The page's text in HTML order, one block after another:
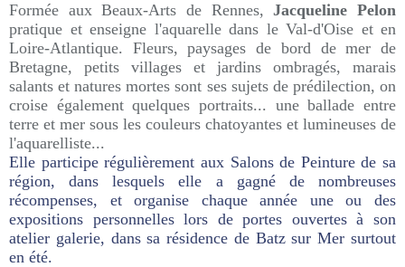
Formée aux Beaux-Arts de Rennes,Jacqueline Pelon
pratique et enseigne l'aquarelle dans le Val-d'Oise et en
Loire-Atlantique. Fleurs, paysages de bord de mer de
Bretagne, petits villages et jardins ombragés, marais
salants et natures mortes sont ses sujets de prédilection, on
croise également quelques portraits... une ballade entre
terre et mer sous les couleurs chatoyantes et lumineuses de
l'aquarelliste...
Elle participe régulièrement aux Salons de Peinture de sa
région, dans lesquels elle a gagné de nombreuses
récompenses, et organise chaque année une ou des
expositions personnelles lors de portes ouvertes à son
atelier galerie, dans sa résidence de Batz sur Mer surtout
en été.